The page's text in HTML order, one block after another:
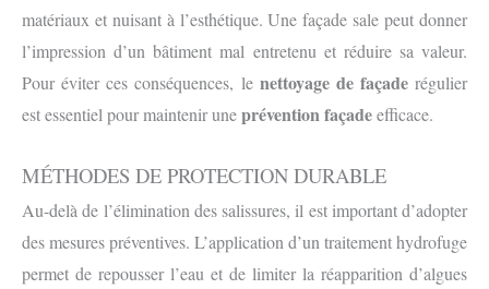
matériaux et nuisant à l’esthétique. Une façade sale peut donner
l’impression d’un bâtiment mal entretenu et réduire sa valeur.
Pour éviter ces conséquences, le nettoyage de façaderégulier
est essentiel pour maintenir uneprévention façadeefficace.
MÉTHODES DE PROTECTION DURABLE
Au-delà de l’élimination des salissures, il est important d’adopter
des mesures préventives. L’application d’un traitement hydrofuge
permet de repousser l’eau et de limiter la réapparition d’algues